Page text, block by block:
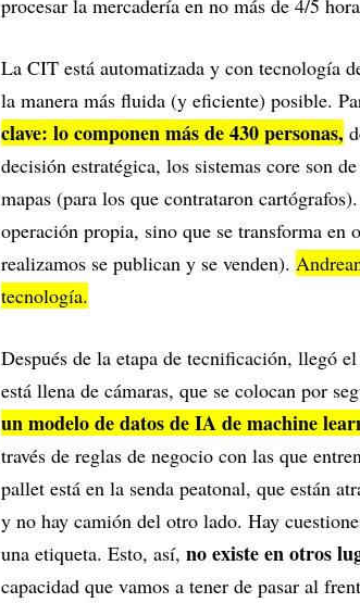
procesar la mercadería en no más de 4/5
La CIT está automatizada y con tecnología
la manera más fluida (y eficiente) posible.
clave: lo componen más de 430 personas,
decisión estratégica, los sistemas core son
mapas (para los que contrataron
operación propia, sino que se transforma
realizamos se publican y se venden).
tecnología.
Después de la etapa de tecnificación, llegó
está llena de cámaras, que se colocan por
un modelo de datos de IA de machine
través de reglas de negocio con las que
pallet está en la senda peatonal, que están
y no hay camión del otro lado. Hay
una etiqueta. Esto, así, no existe en otros
capacidad que vamos a tener de pasar al